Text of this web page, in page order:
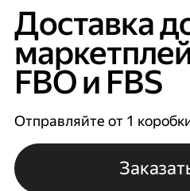
Доставка
FBO и FBS
Отправляйте от 1